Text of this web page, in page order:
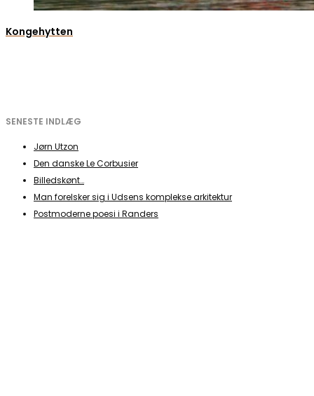
Kongehytten
SENESTE INDLÆG
Jørn Utzon
Den danske Le Corbusier
Billedskønt…
Man forelsker sig i Udsens komplekse arkitektur
Postmoderne poesi i Randers